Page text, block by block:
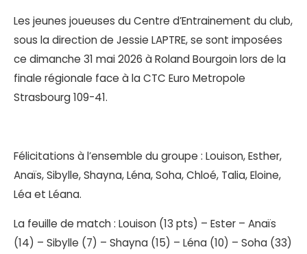
Les jeunes joueuses du Centre d’Entrainement du club,
sous la direction de Jessie LAPTRE, se sont imposées
ce dimanche 31 mai 2026 à Roland Bourgoin lors de la
finale régionale face à la CTC Euro Metropole
Strasbourg 109-41.
Félicitations à l’ensemble du groupe : Louison, Esther,
Anaïs, Sibylle, Shayna, Léna, Soha, Chloé, Talia, Eloine,
Léa et Léana.
La feuille de match : Louison (13 pts) – Ester – Anaïs
(14) – Sibylle (7) – Shayna (15) – Léna (10) – Soha (33)